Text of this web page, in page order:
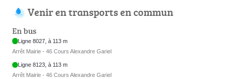
Venir en transports en commun
En bus
Ligne 8027, à 113 m
Arrêt Mairie - 46 Cours Alexandre Gariel
Ligne 8123, à 113 m
Arrêt Mairie - 46 Cours Alexandre Gariel